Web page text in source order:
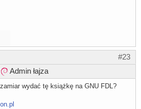
#23
Admin łajza
wydać tę książkę na GNU FDL?